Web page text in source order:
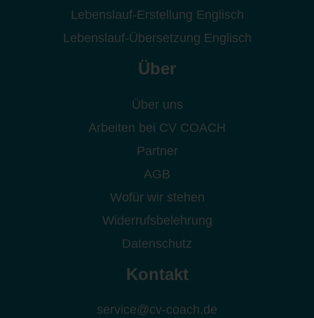
Lebenslauf-Erstellung Englisch
Lebenslauf-Übersetzung Englisch
Über
Über uns
Arbeiten bei CV COACH
Partner
AGB
Wofür wir stehen
Widerrufsbelehrung
Datenschutz
Kontakt
service@cv-coach.de